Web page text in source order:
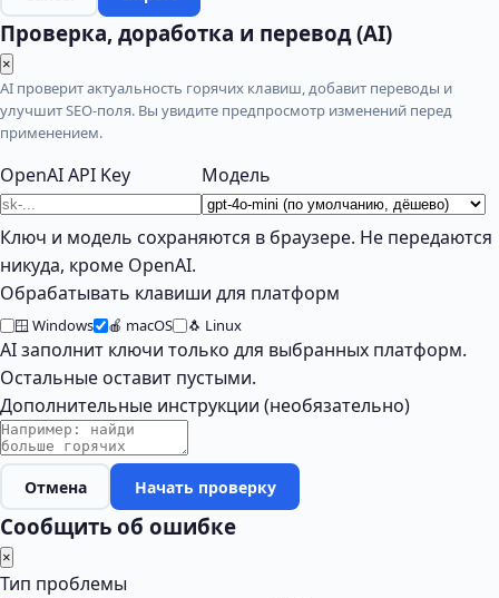
Проверка, доработка и перевод (AI)
×
AI проверит актуальность горячих клавиш, добавит переводы и
улучшит SEO-поля. Вы увидите предпросмотр изменений перед
применением.
OpenAI API Key Модель
Ключ и модель сохраняются в браузере. Не передаются
никуда, кроме OpenAI.
Обрабатывать клавиши для платформ
🪟 Windows 🍎 macOS 🐧 Linux
AI заполнит ключи только для выбранных платформ.
Остальные оставит пустыми.
Дополнительные инструкции (необязательно)
Отмена Начать проверку
Сообщить об ошибке
×
Тип проблемы